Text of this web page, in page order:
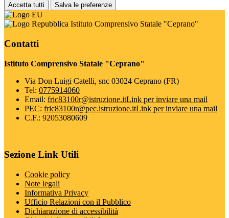
Accetta tutti Salva le preferenze
Istituto Comprensivo Statale "Ceprano"
Contatti
Istituto Comprensivo Statale "Ceprano"
Via Don Luigi Catelli, snc 03024 Ceprano (FR)
Tel: 0775914060
Email: fric83100r@istruzione.itLink per inviare una mail
PEC: fric83100r@pec.istruzione.itLink per inviare una mail
C.F.: 92053080609
Sezione Link Utili
Cookie policy
Note legali
Informativa Privacy
Ufficio Relazioni con il Pubblico
Dichiarazione di accessibilità